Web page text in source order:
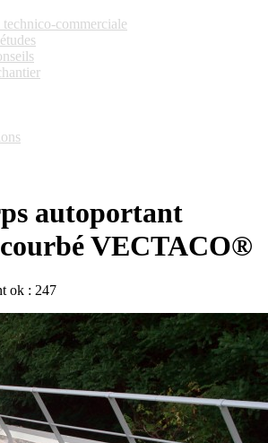
technico-commerciale
autoportant
VECTACO®
ok : 247